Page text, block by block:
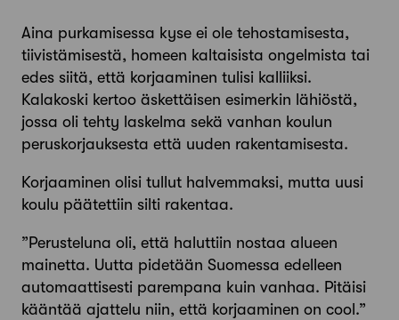
Aina purkamisessa kyse ei ole tehostamisesta,
tiivistämisestä, homeen kaltaisista ongelmista tai
edes siitä, että korjaaminen tulisi kalliiksi.
Kalakoski kertoo äskettäisen esimerkin lähiöstä,
jossa oli tehty laskelma sekä vanhan koulun
peruskorjauksesta että uuden rakentamisesta.
Korjaaminen olisi tullut halvemmaksi, mutta uusi
koulu päätettiin silti rakentaa.
”Perusteluna oli, että haluttiin nostaa alueen
mainetta. Uutta pidetään Suomessa edelleen
automaattisesti parempana kuin vanhaa. Pitäisi
kääntää ajattelu niin, että korjaaminen on cool.”